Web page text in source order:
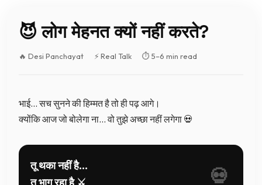
😈 लोग मेहनत क्यों नहीं करते?
🔥 Desi Panchayat ⚡ Real Talk ⏱️ 5–6 min read
भाई… सच सुनने की हिम्मत है तो ही पढ़ आगे।
क्योंकि आज जो बोलेगा ना… वो तुझे अच्छा नहीं लगेगा 💀
तू थका नहीं है…